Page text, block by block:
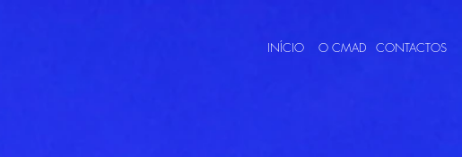
INÍCIO O CMAD CONTACTOS